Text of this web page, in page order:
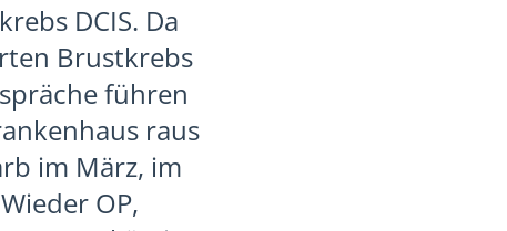
DCIS. Da
Brustkrebs
führen
raus
im März, im
OP,